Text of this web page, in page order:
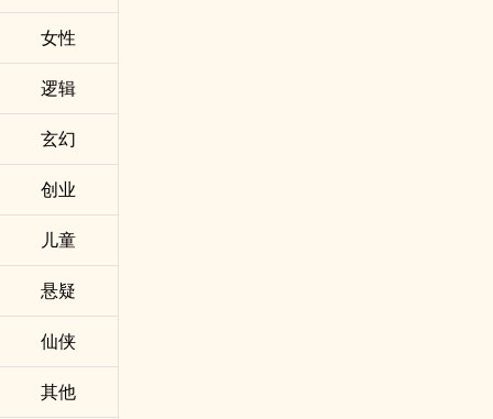
女性
逻辑
玄幻
创业
儿童
悬疑
仙侠
其他